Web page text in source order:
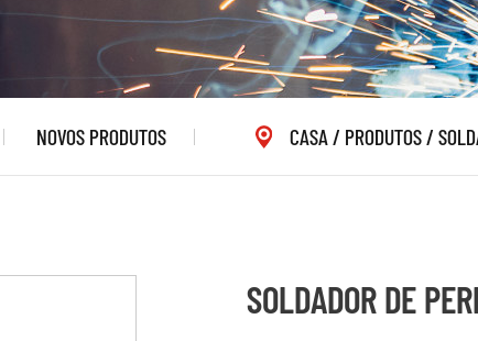
NOVOS PRODUTOS CASA/ PRODUTOS/
SOLDADOR DE